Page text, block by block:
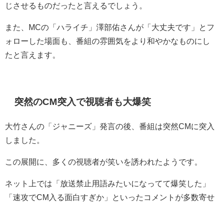
じさせるものだったと言えるでしょう。
また、MCの「ハライチ」澤部佑さんが「大丈夫です」とフ
ォローした場面も、番組の雰囲気をより和やかなものにし
たと言えます。
突然のCM突入で視聴者も大爆笑
大竹さんの「ジャニーズ」発言の後、番組は突然CMに突入
しました。
この展開に、多くの視聴者が笑いを誘われたようです。
ネット上では「放送禁止用語みたいになってて爆笑した」
「速攻でCM入る面白すぎか」といったコメントが多数寄せ